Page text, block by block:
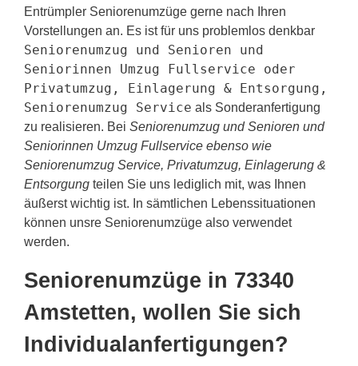
Entrümpler Seniorenumzüge gerne nach Ihren
Vorstellungen an. Es ist für uns problemlos denkbar
Seniorenumzug und Senioren und
Seniorinnen Umzug Fullservice oder
Privatumzug, Einlagerung & Entsorgung,
Seniorenumzug Service als Sonderanfertigung
zu realisieren. Bei Seniorenumzug und Senioren und
Seniorinnen Umzug Fullservice ebenso wie
Seniorenumzug Service, Privatumzug, Einlagerung &
Entsorgung teilen Sie uns lediglich mit, was Ihnen
äußerst wichtig ist. In sämtlichen Lebenssituationen
können unsre Seniorenumzüge also verwendet
werden.
Seniorenumzüge in 73340
Amstetten, wollen Sie sich
Individualanfertigungen?